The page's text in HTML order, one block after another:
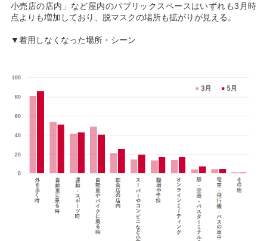
小売店の店内」など屋内のパブリックスペースはいずれも3月時
点よりも増加しており、脱マスクの場所も拡がりが見える。
▼着用しなくなった場所・シーン